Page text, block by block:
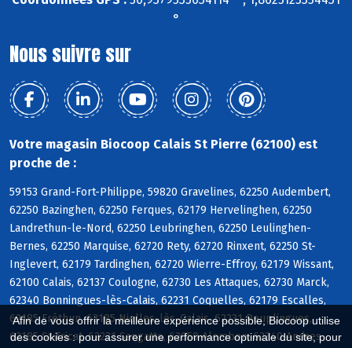
Afin de vous offrir la meilleure expérience possible, Biocoop utilise
des cookies : pour assurer une performance optimale du site, pour
°
Nous suivre sur
Votre magasin Biocoop Calais St Pierre (62100) est
proche de :
59153 Grand-Fort-Philippe, 59820 Gravelines, 62250 Audembert,
62250 Bazinghen, 62250 Ferques, 62179 Hervelinghen, 62250
Landrethun-le-Nord, 62250 Leubringhen, 62250 Leulinghen-
Bernes, 62250 Marquise, 62720 Rety, 62720 Rinxent, 62250 St-
Inglevert, 62179 Tardinghen, 62720 Wierre-Effroy, 62179 Wissant,
62100 Calais, 62137 Coulogne, 62730 Les Attaques, 62730 Marck,
62340 Bonningues-lès-Calais, 62231 Coquelles, 62179 Escalles,
62185 Fréthun, 62185 Nielles-lès-Calais, 62231 Peuplingues,
62185 St-Tricat, 62231 Sangatte, 62850 Alembon, 62340 Andres